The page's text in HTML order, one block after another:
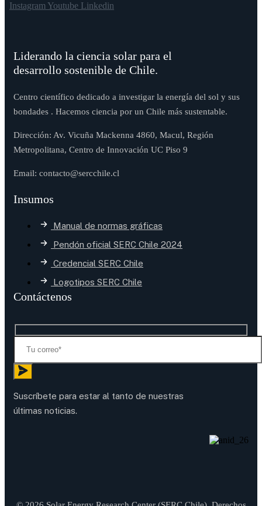
Instagram Youtube Linkedin
Liderando la ciencia solar para el
desarrollo sostenible de Chile.
Centro científico dedicado a investigar la energía del sol y sus
bondades . Hacemos ciencia por un Chile más sustentable.
Dirección: Av. Vicuña Mackenna 4860, Macul, Región
Metropolitana, Centro de Innovación UC Piso 9
Email: contacto@sercchile.cl
Insumos
Manual de normas gráficas
Pendón oficial SERC Chile 2024
Credencial SERC Chile
Logotipos SERC Chile
Contáctenos
Suscríbete para estar al tanto de nuestras
últimas noticias.